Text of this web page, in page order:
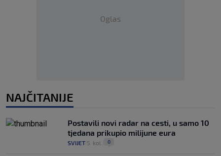
Oglas
NAJČITANIJE
Postavili novi radar na cesti, u samo 10
tjedana prikupio milijune eura
SVIJET 5. kol. 0